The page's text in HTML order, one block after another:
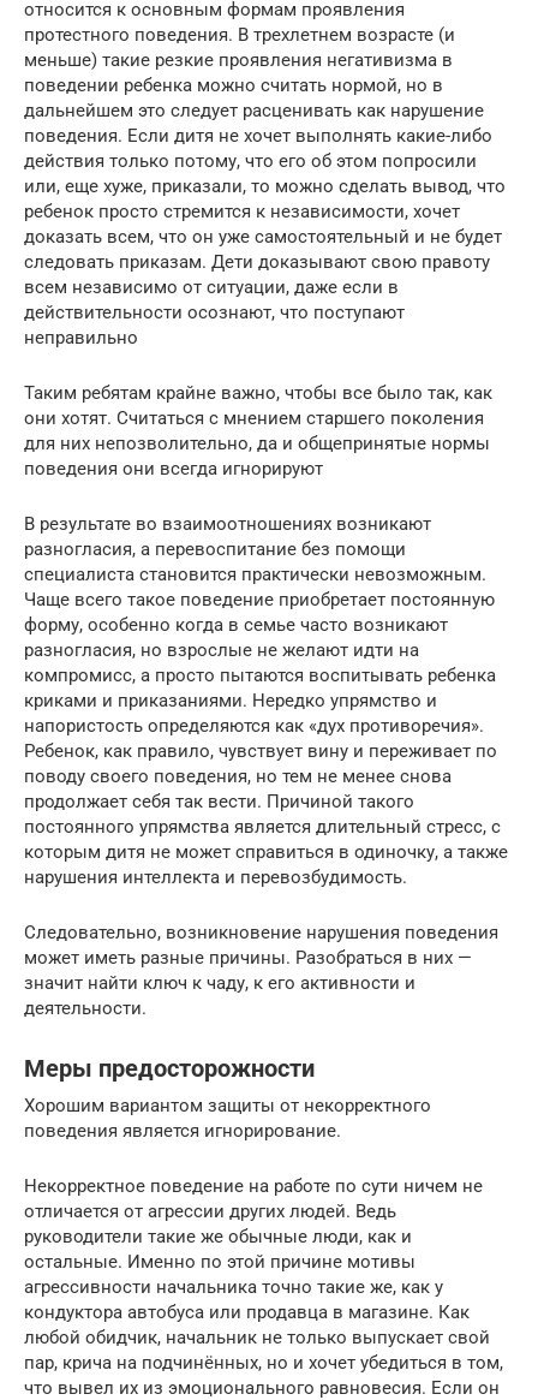
относится к основным формам проявления
протестного поведения. В трехлетнем возрасте (и
меньше) такие резкие проявления негативизма в
поведении ребенка можно считать нормой, но в
дальнейшем это следует расценивать как нарушение
поведения. Если дитя не хочет выполнять какие-либо
действия только потому, что его об этом попросили
или, еще хуже, приказали, то можно сделать вывод, что
ребенок просто стремится к независимости, хочет
доказать всем, что он уже самостоятельный и не будет
следовать приказам. Дети доказывают свою правоту
всем независимо от ситуации, даже если в
действительности осознают, что поступают
неправильно
Таким ребятам крайне важно, чтобы все было так, как
они хотят. Считаться с мнением старшего поколения
для них непозволительно, да и общепринятые нормы
поведения они всегда игнорируют
В результате во взаимоотношениях возникают
разногласия, а перевоспитание без помощи
специалиста становится практически невозможным.
Чаще всего такое поведение приобретает постоянную
форму, особенно когда в семье часто возникают
разногласия, но взрослые не желают идти на
компромисс, а просто пытаются воспитывать ребенка
криками и приказаниями. Нередко упрямство и
напористость определяются как «дух противоречия».
Ребенок, как правило, чувствует вину и переживает по
поводу своего поведения, но тем не менее снова
продолжает себя так вести. Причиной такого
постоянного упрямства является длительный стресс, с
которым дитя не может справиться в одиночку, а также
нарушения интеллекта и перевозбудимость.
Следовательно, возникновение нарушения поведения
может иметь разные причины. Разобраться в них —
значит найти ключ к чаду, к его активности и
деятельности.
Меры предосторожности
Хорошим вариантом защиты от некорректного
поведения является игнорирование.
Некорректное поведение на работе по сути ничем не
отличается от агрессии других людей. Ведь
руководители такие же обычные люди, как и
остальные. Именно по этой причине мотивы
агрессивности начальника точно такие же, как у
кондуктора автобуса или продавца в магазине. Как
любой обидчик, начальник не только выпускает свой
пар, крича на подчинённых, но и хочет убедиться в том,
что вывел их из эмоционального равновесия. Если он